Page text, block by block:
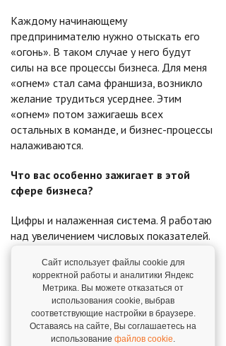
Каждому начинающему
предпринимателю нужно отыскать его
«огонь». В таком случае у него будут
силы на все процессы бизнеса. Для меня
«огнем» стал сама франшиза, возникло
желание трудиться усерднее. Этим
«огнем» потом зажигаешь всех
остальных в команде, и бизнес-процессы
налаживаются.
Что вас особенно зажигает в этой
сфере бизнеса?
Цифры и налаженная система. Я работаю
над увеличением числовых показателей.
математике. Каждая из них имеет свои
особенности.
Мою команду зажигают разноплановые
задачи, обороты и часы в цифрах. Они
совершенствуют свои навыки
Сайт использует файлы cookie для
корректной работы и аналитики Яндекс
Метрика. Вы можете отказаться от
использования cookie, выбрав
соответствующие настройки в браузере.
Оставаясь на сайте, Вы соглашаетесь на
использование файлов cookie.